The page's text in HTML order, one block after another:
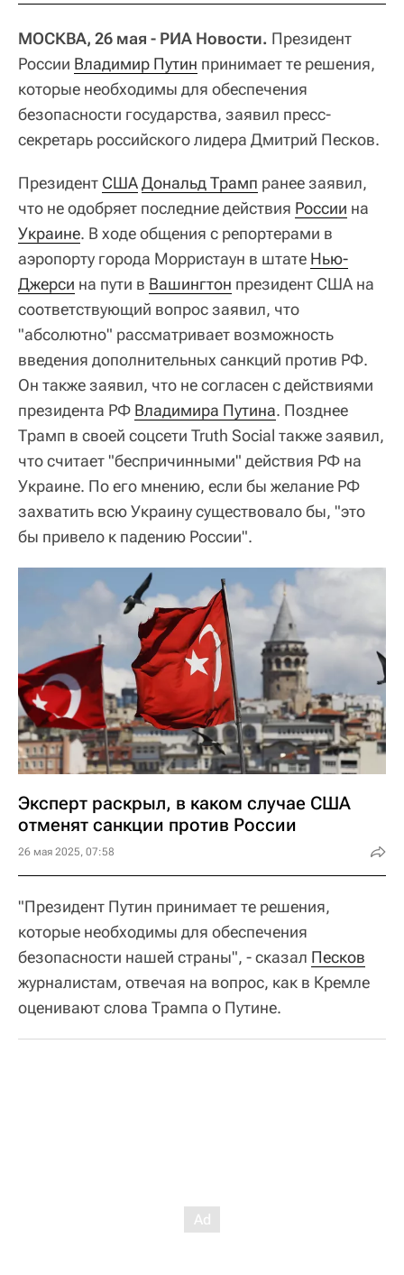
МОСКВА, 26 мая - РИА Новости. Президент
России Владимир Путин принимает те решения,
которые необходимы для обеспечения
безопасности государства, заявил пресс-
секретарь российского лидера Дмитрий Песков.
Президент СШАДональд Трамп ранее заявил,
что не одобряет последние действия России на
Украине. В ходе общения с репортерами в
аэропорту города Морристаун в штате Нью-
Джерси на пути в Вашингтон президент США на
соответствующий вопрос заявил, что
"абсолютно" рассматривает возможность
введения дополнительных санкций против РФ.
Он также заявил, что не согласен с действиями
президента РФ Владимира Путина. Позднее
Трамп в своей соцсети Truth Social также заявил,
что считает "беспричинными" действия РФ на
Украине. По его мнению, если бы желание РФ
захватить всю Украину существовало бы, "это
бы привело к падению России".
Эксперт раскрыл, в каком случае США
отменят санкции против России
26 мая 2025, 07:58
"Президент Путин принимает те решения,
которые необходимы для обеспечения
безопасности нашей страны", - сказал Песков
журналистам, отвечая на вопрос, как в Кремле
оценивают слова Трампа о Путине.